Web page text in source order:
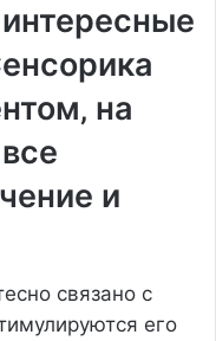
на
и
связано с
его